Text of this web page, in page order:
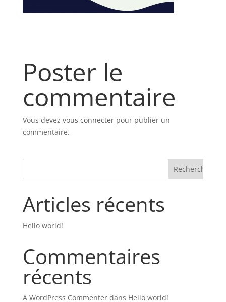
Poster le
commentaire
Vous devez vous connecterpour publier un
commentaire.
Articles récents
Hello world!
Commentaires
récents
A WordPress Commenterdans Hello world!